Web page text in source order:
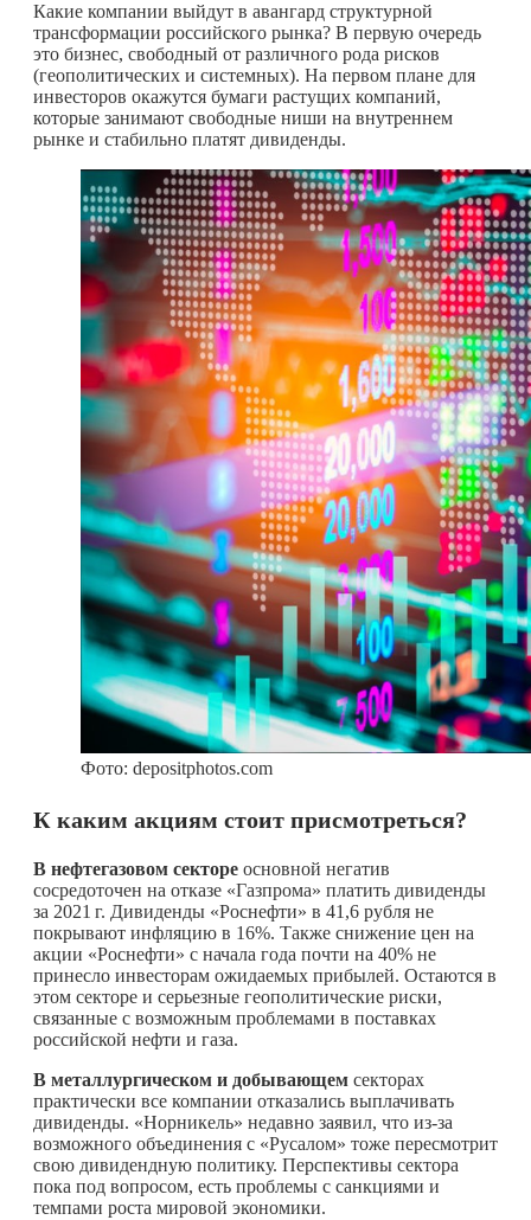
Какие компании выйдут в авангард структурной
трансформации российского рынка? В первую очередь
это бизнес, свободный от различного рода рисков
(геополитических и системных). На первом плане для
инвесторов окажутся бумаги растущих компаний,
которые занимают свободные ниши на внутреннем
рынке и стабильно платят дивиденды.
Фото: depositphotos.com
К каким акциям стоит присмотреться?
В нефтегазовом секторе основной негатив
сосредоточен на отказе «Газпрома» платить дивиденды
за 2021 г. Дивиденды «Роснефти» в 41,6 рубля не
покрывают инфляцию в 16%. Также снижение цен на
акции «Роснефти» с начала года почти на 40% не
принесло инвесторам ожидаемых прибылей. Остаются в
этом секторе и серьезные геополитические риски,
связанные с возможным проблемами в поставках
российской нефти и газа.
В металлургическом и добывающем секторах
практически все компании отказались выплачивать
дивиденды. «Норникель» недавно заявил, что из-за
возможного объединения с «Русалом» тоже пересмотрит
свою дивидендную политику. Перспективы сектора
пока под вопросом, есть проблемы с санкциями и
темпами роста мировой экономики.